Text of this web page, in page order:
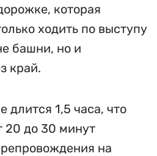
которая
ходить по выступу
башни, но и
край.
длится 1,5 часа, что
20 до 30 минут
на